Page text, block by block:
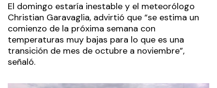
El domingo estaría inestable y el meteorólogo
Christian Garavaglia, advirtió que “se estima un
comienzo de la próxima semana con
temperaturas muy bajas para lo que es una
transición de mes de octubre a noviembre”,
señaló.